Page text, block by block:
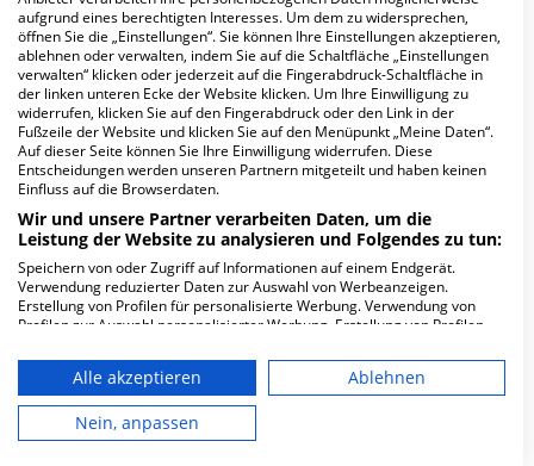
Erkrankungen der Frauenheilkunde,
beispielsweise Endometriose,
Gebärmutterhalskrebs etc.
Geschlechtsanpassungen
Gefäßchirurgische Eingriffe, wie beispielsweise
Venen, Krampfadererkrankungen etc.
Orthopädie in Nürnberg
aufgrund eines berechtigten Interesses. Um dem zu widersprechen,
öffnen Sie die „Einstellungen“. Sie können Ihre Einstellungen akzeptieren,
ablehnen oder verwalten, indem Sie auf die Schaltfläche „Einstellungen
verwalten“ klicken oder jederzeit auf die Fingerabdruck-Schaltfläche in
der linken unteren Ecke der Website klicken. Um Ihre Einwilligung zu
widerrufen, klicken Sie auf den Fingerabdruck oder den Link in der
Fußzeile der Website und klicken Sie auf den Menüpunkt „Meine Daten“.
Auf dieser Seite können Sie Ihre Einwilligung widerrufen. Diese
Entscheidungen werden unseren Partnern mitgeteilt und haben keinen
Einfluss auf die Browserdaten.
Wir und unsere Partner verarbeiten Daten, um die
Leistung der Website zu analysieren und Folgendes zu tun:
Speichern von oder Zugriff auf Informationen auf einem Endgerät.
Verwendung reduzierter Daten zur Auswahl von Werbeanzeigen.
Erstellung von Profilen für personalisierte Werbung. Verwendung von
Profilen zur Auswahl personalisierter Werbung. Erstellung von Profilen
personalisierter Inhalte. Messung der Werbeleistung. Messung der
Performance von Inhalten. Analyse von Zielgruppen durch Statistiken
oder Kombinationen von Daten aus verschiedenen Quellen. Entwicklung
und Verbesserung der Angebote. Verwendung reduzierter Daten zur
Auswahl von Inhalten.
Alle akzeptieren
Ablehnen
Nein, anpassen